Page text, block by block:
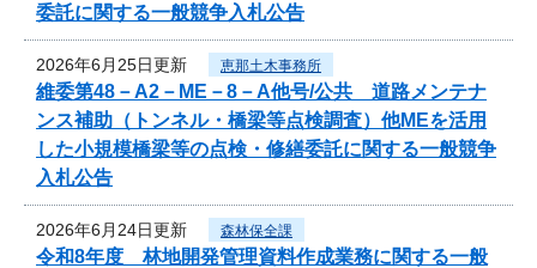
委託に関する一般競争入札公告
2026年6月25日更新 恵那土木事務所
維委第48－A2－ME－8－A他号/公共 道路メンテナ
ンス補助（トンネル・橋梁等点検調査）他MEを活用
した小規模橋梁等の点検・修繕委託に関する一般競争
入札公告
2026年6月24日更新 森林保全課
令和8年度 林地開発管理資料作成業務に関する一般